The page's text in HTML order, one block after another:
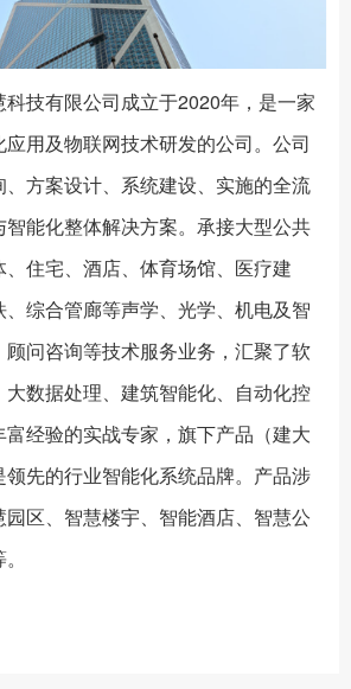
技有限公司成立于2020年，是一家
用及物联网技术研发的公司。公司
方案设计、系统建设、实施的全流
能化整体解决方案。承接大型公共
住宅、酒店、体育场馆、医疗建
综合管廊等声学、光学、机电及智
问咨询等技术服务业务，汇聚了软
数据处理、建筑智能化、自动化控
经验的实战专家，旗下产品（建大
先的行业智能化系统品牌。产品涉
区、智慧楼宇、智能酒店、智慧公